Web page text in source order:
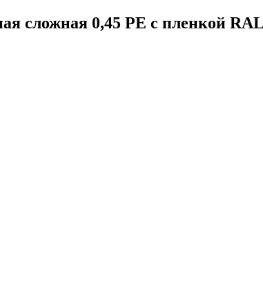
сложная 0,45 PE с пленкой